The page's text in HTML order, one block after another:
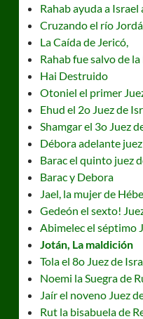
Rahab ayuda a
Cruzando el río
La Caída de Jericó,
Rahab fue salvo de
Hai Destruido
Otoniel el primer
Ehud el 2o Juez de
Shamgar el 3o Juez
Débora adelante
Barac el quinto juez
Barac y Debora
Jael, la mujer de
Gedeón el sexto!
Abimelec el séptimo
Jotán, La maldición
Tola el 8o Juez de
Noemi la Suegra de
Jaír el noveno Juez
Rut la bisabuela de